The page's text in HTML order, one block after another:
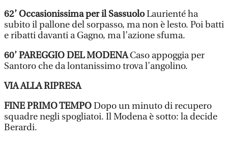
62’ Occasionissima per il SassuoloLaurienté ha
subito il pallone del sorpasso, ma non è lesto. Poi batti
e ribatti davanti a Gagno, ma l’azione sfuma.
60’ PAREGGIO DEL MODENACaso appoggia per
Santoro che da lontanissimo trova l’angolino.
VIA ALLA RIPRESA
FINE PRIMO TEMPODopo un minuto di recupero
squadre negli spogliatoi. Il Modena è sotto: la decide
Berardi.